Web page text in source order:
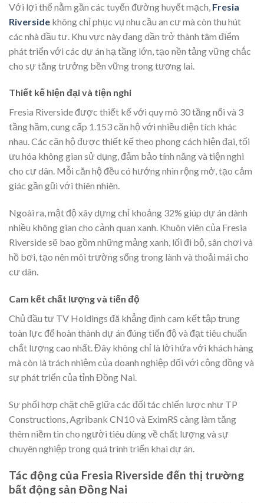
Với lợi thế nằm gần các tuyến đường huyết mạch, Fresia
Riverside không chỉ phục vụ nhu cầu an cư mà còn thu hút
các nhà đầu tư. Khu vực này đang dần trở thành tâm điểm
phát triển với các dự án hạ tầng lớn, tạo nền tảng vững chắc
cho sự tăng trưởng bền vững trong tương lai.
Thiết kế hiện đại và tiện nghi
Fresia Riverside được thiết kế với quy mô 30 tầng nổi và 3
tầng hầm, cung cấp 1.153 căn hộ với nhiều diện tích khác
nhau. Các căn hộ được thiết kế theo phong cách hiện đại, tối
ưu hóa không gian sử dụng, đảm bảo tính năng và tiện nghi
cho cư dân. Mỗi căn hộ đều có hướng nhìn rộng mở, tạo cảm
giác gần gũi với thiên nhiên.
Ngoài ra, mật độ xây dựng chỉ khoảng 32% giúp dự án dành
nhiều không gian cho cảnh quan xanh. Khuôn viên của Fresia
Riverside sẽ bao gồm những mảng xanh, lối đi bộ, sân chơi và
hồ bơi, tạo nên môi trường sống trong lành và thoải mái cho
cư dân.
Cam kết chất lượng và tiến độ
Chủ đầu tư TV Holdings đã khẳng định cam kết tập trung
toàn lực để hoàn thành dự án đúng tiến độ và đạt tiêu chuẩn
chất lượng cao nhất. Đây không chỉ là lời hứa với khách hàng
mà còn là trách nhiệm của doanh nghiệp đối với cộng đồng và
sự phát triển của tỉnh Đồng Nai.
Sự phối hợp chặt chẽ giữa các đối tác chiến lược như TP
Constructions, Agribank CN10 và EximRS càng làm tăng
thêm niềm tin cho người tiêu dùng về chất lượng và sự
chuyên nghiệp trong quá trình triển khai dự án.
Tác động của Fresia Riverside đến thị trường
bất động sản Đồng Nai